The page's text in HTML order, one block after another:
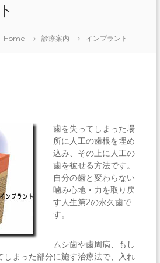
Home 診療案内 インプラント
歯を失ってしまった場
所に人工の歯根を埋め
込み、その上に人工の
歯を被せる方法です。
自分の歯と変わらない
噛み心地・力を取り戻
す人生第2の永久歯で
す。
ムシ歯や歯周病、もし
しまった部分に施す治療法で、入れ